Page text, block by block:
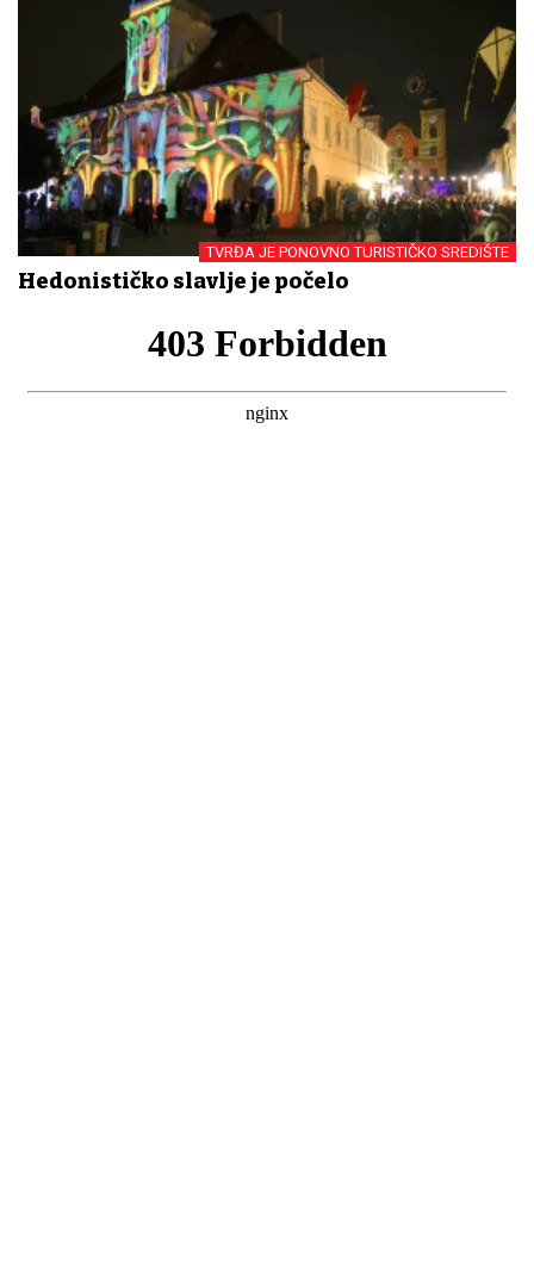
TVRĐA JE PONOVNO TURISTIČKO SREDIŠTE
Hedonističko slavlje je počelo